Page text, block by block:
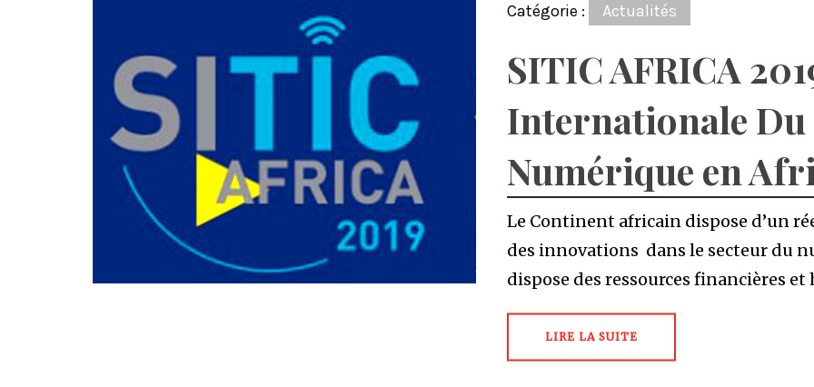
Catégorie : Actualités
SITIC AFRICA
Internationale Du
Numérique en
Le Continent africain dispose d’un
des innovations dans le secteur du
dispose des ressources financières et
LIRE LA SUITE